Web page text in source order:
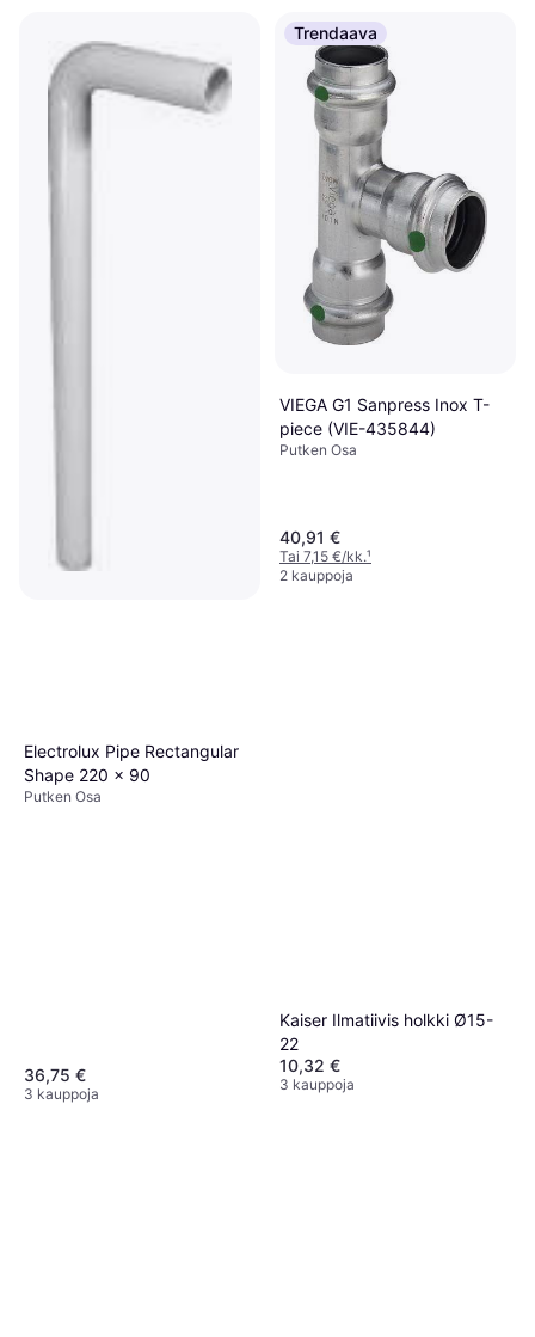
Trendaava
VIEGA G1 Sanpress Inox T-
piece (VIE-435844)
Putken Osa
40,91 €
Tai 7,15 €/kk.¹
2 kauppoja
Electrolux Pipe Rectangular
Shape 220 x 90
Putken Osa
36,75 €
3 kauppoja
Kaiser Ilmatiivis holkki Ø15-
22
10,32 €
3 kauppoja